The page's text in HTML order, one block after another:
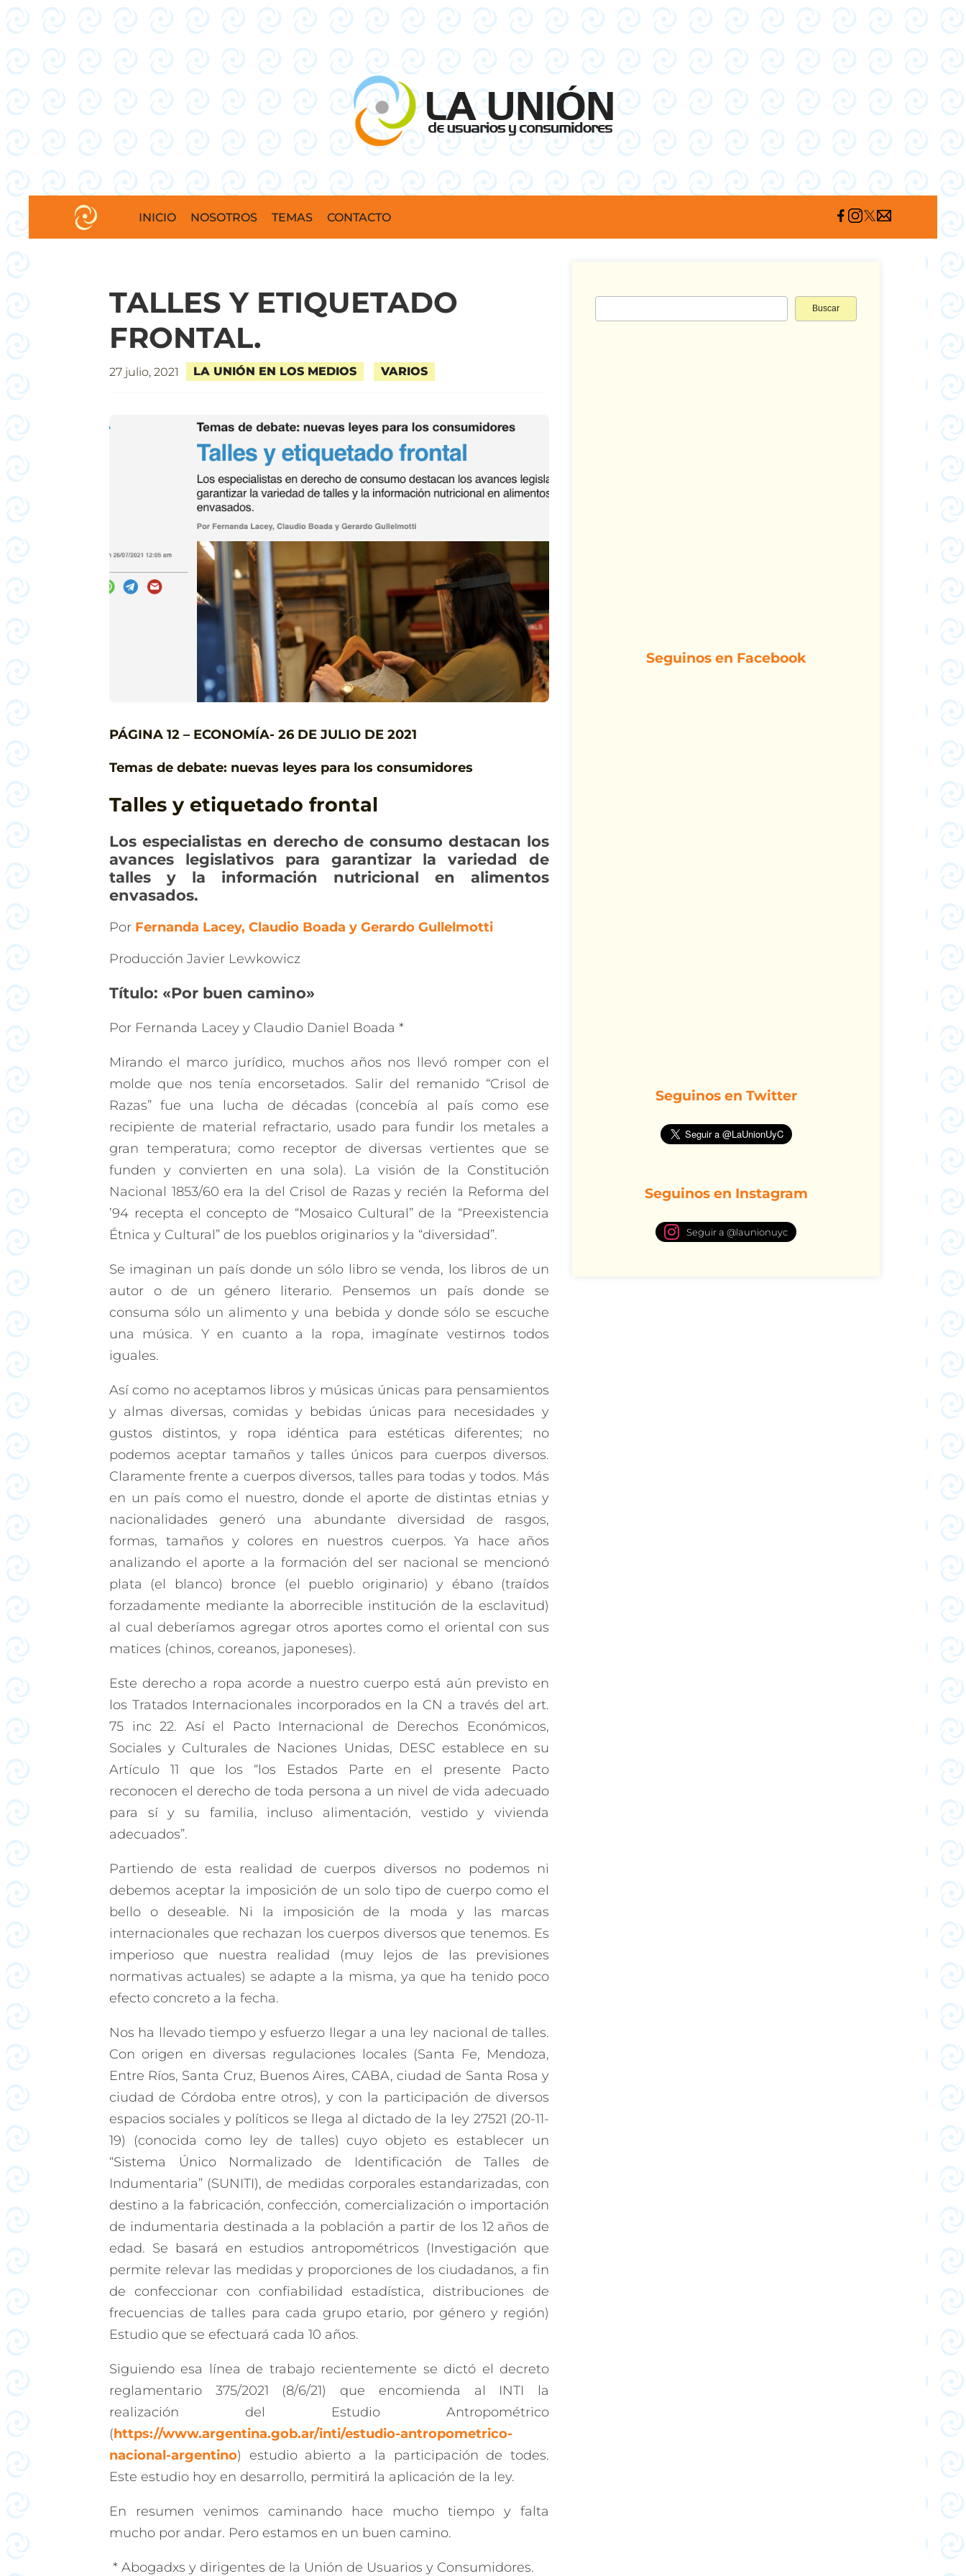
INICIO NOSOTROS TEMAS CONTACTO
TALLES Y ETIQUETADO
FRONTAL.
27 julio, 2021 LA UNIÓN EN LOS MEDIOS VARIOS
PÁGINA 12 – ECONOMÍA- 26 DE JULIO DE 2021
Temas de debate: nuevas leyes para los consumidores
Talles y etiquetado frontal
Los especialistas en derecho de consumo destacan los
avances legislativos para garantizar la variedad de
talles y la información nutricional en alimentos
envasados.
Por Fernanda Lacey, Claudio Boada y Gerardo Gullelmotti
Producción Javier Lewkowicz
Título: «Por buen camino»
Por Fernanda Lacey y Claudio Daniel Boada *
Mirando el marco jurídico, muchos años nos llevó romper con el
molde que nos tenía encorsetados. Salir del remanido “Crisol de
Razas” fue una lucha de décadas (concebía al país como ese
recipiente de material refractario, usado para fundir los metales a
gran temperatura; como receptor de diversas vertientes que se
funden y convierten en una sola). La visión de la Constitución
Nacional 1853/60 era la del Crisol de Razas y recién la Reforma del
’94 recepta el concepto de “Mosaico Cultural” de la “Preexistencia
Étnica y Cultural” de los pueblos originarios y la “diversidad”.
Se imaginan un país donde un sólo libro se venda, los libros de un
autor o de un género literario. Pensemos un país donde se
consuma sólo un alimento y una bebida y donde sólo se escuche
una música. Y en cuanto a la ropa, imagínate vestirnos todos
iguales.
Así como no aceptamos libros y músicas únicas para pensamientos
y almas diversas, comidas y bebidas únicas para necesidades y
gustos distintos, y ropa idéntica para estéticas diferentes; no
podemos aceptar tamaños y talles únicos para cuerpos diversos.
Claramente frente a cuerpos diversos, talles para todas y todos. Más
en un país como el nuestro, donde el aporte de distintas etnias y
nacionalidades generó una abundante diversidad de rasgos,
formas, tamaños y colores en nuestros cuerpos. Ya hace años
analizando el aporte a la formación del ser nacional se mencionó
plata (el blanco) bronce (el pueblo originario) y ébano (traídos
forzadamente mediante la aborrecible institución de la esclavitud)
al cual deberíamos agregar otros aportes como el oriental con sus
matices (chinos, coreanos, japoneses).
Este derecho a ropa acorde a nuestro cuerpo está aún previsto en
los Tratados Internacionales incorporados en la CN a través del art.
75 inc 22. Así el Pacto Internacional de Derechos Económicos,
Sociales y Culturales de Naciones Unidas, DESC establece en su
Artículo 11 que los “los Estados Parte en el presente Pacto
reconocen el derecho de toda persona a un nivel de vida adecuado
para sí y su familia, incluso alimentación, vestido y vivienda
adecuados”.
Partiendo de esta realidad de cuerpos diversos no podemos ni
debemos aceptar la imposición de un solo tipo de cuerpo como el
bello o deseable. Ni la imposición de la moda y las marcas
internacionales que rechazan los cuerpos diversos que tenemos. Es
imperioso que nuestra realidad (muy lejos de las previsiones
normativas actuales) se adapte a la misma, ya que ha tenido poco
efecto concreto a la fecha.
Nos ha llevado tiempo y esfuerzo llegar a una ley nacional de talles.
Con origen en diversas regulaciones locales (Santa Fe, Mendoza,
Entre Ríos, Santa Cruz, Buenos Aires, CABA, ciudad de Santa Rosa y
ciudad de Córdoba entre otros), y con la participación de diversos
espacios sociales y políticos se llega al dictado de la ley 27521 (20-11-
19) (conocida como ley de talles) cuyo objeto es establecer un
“Sistema Único Normalizado de Identificación de Talles de
Indumentaria” (SUNITI), de medidas corporales estandarizadas, con
destino a la fabricación, confección, comercialización o importación
de indumentaria destinada a la población a partir de los 12 años de
edad. Se basará en estudios antropométricos (Investigación que
permite relevar las medidas y proporciones de los ciudadanos, a fin
de confeccionar con confiabilidad estadística, distribuciones de
frecuencias de talles para cada grupo etario, por género y región)
Estudio que se efectuará cada 10 años.
Siguiendo esa línea de trabajo recientemente se dictó el decreto
reglamentario 375/2021 (8/6/21) que encomienda al INTI la
realización del Estudio Antropométrico
(https://www.argentina.gob.ar/inti/estudio-antropometrico-
nacional-argentino) estudio abierto a la participación de todes.
Este estudio hoy en desarrollo, permitirá la aplicación de la ley.
En resumen venimos caminando hace mucho tiempo y falta
mucho por andar. Pero estamos en un buen camino.
* Abogadxs y dirigentes de la Unión de Usuarios y Consumidores.
Seguinos en Facebook
Seguinos en Twitter
Seguinos en Instagram
Seguir a @launionuyc